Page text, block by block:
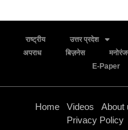
राष्ट्रीय उत्तर प्रदेश
अपराध
बिज़नेस
E-Paper
Home Videos About
Privacy Policy